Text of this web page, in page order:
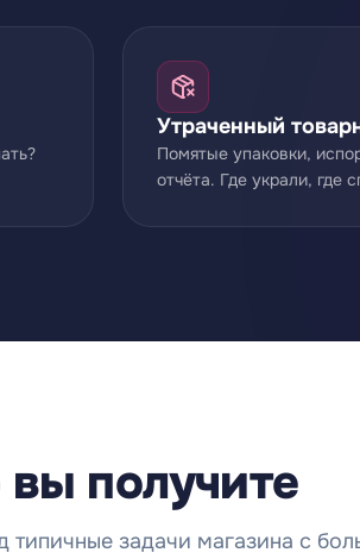
Утраченный
Помятые упаковки,
отчёта. Где украли, где
вы получите
типичные задачи магазина с